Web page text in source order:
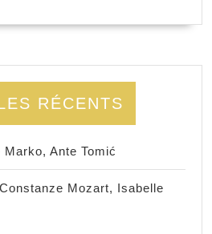
RÉCENTS
Ante Tomić
Mozart, Isabelle